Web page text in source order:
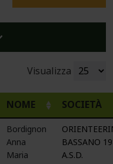
Visualizza
NOME SOCIETÀ
Bordignon
Anna
Maria
BASSANO
A.S.D.